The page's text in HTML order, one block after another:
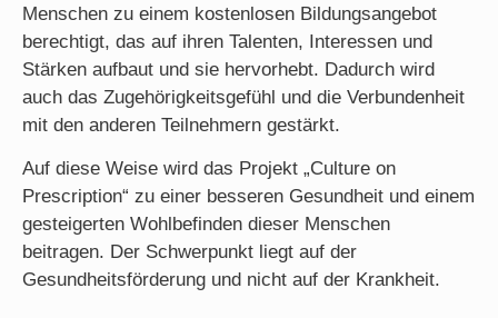
Menschen zu einem kostenlosen Bildungsangebot
berechtigt, das auf ihren Talenten, Interessen und
Stärken aufbaut und sie hervorhebt. Dadurch wird
auch das Zugehörigkeitsgefühl und die Verbundenheit
mit den anderen Teilnehmern gestärkt.
Auf diese Weise wird das Projekt „Culture on
Prescription“ zu einer besseren Gesundheit und einem
gesteigerten Wohlbefinden dieser Menschen
beitragen. Der Schwerpunkt liegt auf der
Gesundheitsförderung und nicht auf der Krankheit.